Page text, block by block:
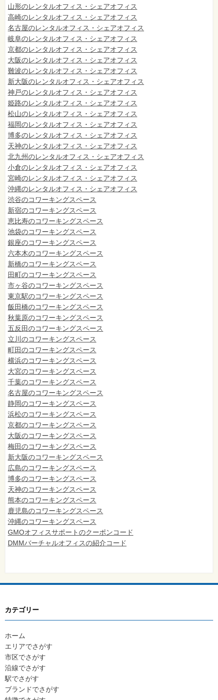
山形のレンタルオフィス・シェアオフィス
高崎のレンタルオフィス・シェアオフィス
名古屋のレンタルオフィス・シェアオフィス
岐阜のレンタルオフィス・シェアオフィス
京都のレンタルオフィス・シェアオフィス
大阪のレンタルオフィス・シェアオフィス
難波のレンタルオフィス・シェアオフィス
新大阪のレンタルオフィス・シェアオフィス
神戸のレンタルオフィス・シェアオフィス
姫路のレンタルオフィス・シェアオフィス
松山のレンタルオフィス・シェアオフィス
福岡のレンタルオフィス・シェアオフィス
博多のレンタルオフィス・シェアオフィス
天神のレンタルオフィス・シェアオフィス
北九州のレンタルオフィス・シェアオフィス
小倉のレンタルオフィス・シェアオフィス
宮崎のレンタルオフィス・シェアオフィス
沖縄のレンタルオフィス・シェアオフィス
渋谷のコワーキングスペース
新宿のコワーキングスペース
恵比寿のコワーキングスペース
池袋のコワーキングスペース
銀座のコワーキングスペース
六本木のコワーキングスペース
新橋のコワーキングスペース
田町のコワーキングスペース
市ヶ谷のコワーキングスペース
東京駅のコワーキングスペース
飯田橋のコワーキングスペース
秋葉原のコワーキングスペース
五反田のコワーキングスペース
立川のコワーキングスペース
町田のコワーキングスペース
横浜のコワーキングスペース
大宮のコワーキングスペース
千葉のコワーキングスペース
名古屋のコワーキングスペース
静岡のコワーキングスペース
浜松のコワーキングスペース
京都のコワーキングスペース
大阪のコワーキングスペース
梅田のコワーキングスペース
新大阪のコワーキングスペース
広島のコワーキングスペース
博多のコワーキングスペース
天神のコワーキングスペース
熊本のコワーキングスペース
鹿児島のコワーキングスペース
沖縄のコワーキングスペース
GMOオフィスサポートのクーポンコード
DMMバーチャルオフィスの紹介コード
カテゴリー
ホーム
エリアでさがす
市区でさがす
沿線でさがす
駅でさがす
ブランドでさがす